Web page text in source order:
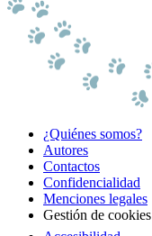
¿Quiénes somos?
Autores
Contactos
Confidencialidad
Menciones legales
Gestión de cookies